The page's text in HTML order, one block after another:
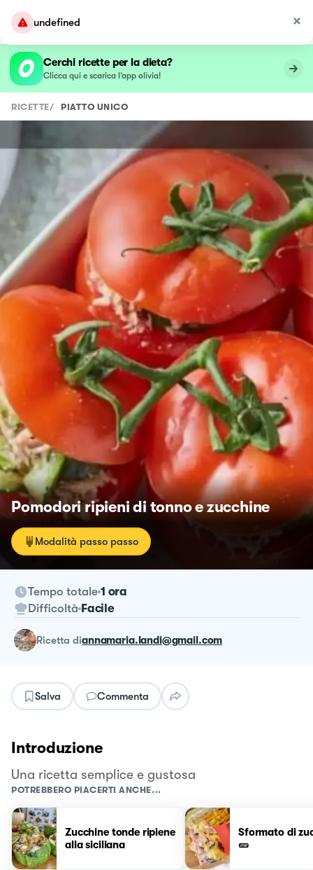
undefined
Cerchi ricette per la dieta?
Clicca qui e scarica l’app olivia!
RICETTE/ PIATTO UNICO
Pomodori ripieni di tonno e zucchine
Modalità passo passo
Tempo totale 1 ora
Difficoltà Facile
ricetta diannamaria.landi@gmail.com
Salva Commenta
Introduzione
Una ricetta semplice e gustosa
POTREBBERO PIACERTI ANCHE...
Zucchine tonde ripiene
alla siciliana
Sformato di
🥒